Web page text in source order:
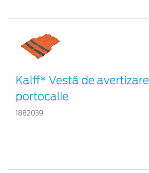
Kalff* Vestă de avertizare
portocalie
1882039